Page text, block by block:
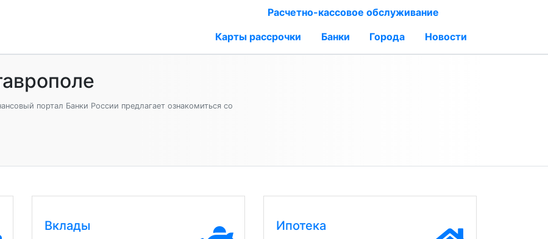
Расчетно-кассовое обслуживание
Карты рассрочки
Банки Города Новости
портал Банки России предлагает ознакомиться со
Вклады Ипотека